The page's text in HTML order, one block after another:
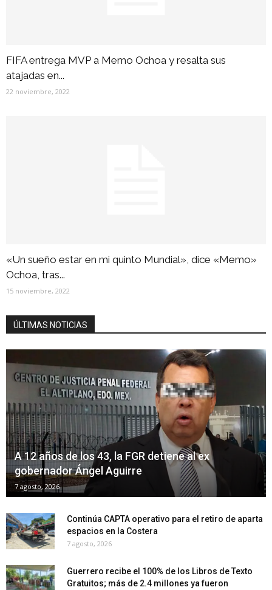
FIFA entrega MVP a Memo Ochoa y resalta sus
atajadas en...
22 noviembre, 2022
«Un sueño estar en mi quinto Mundial», dice «Memo»
Ochoa, tras...
15 noviembre, 2022
ÚLTIMAS NOTICIAS
A 12 años de los 43, la FGR detiene al ex
gobernador Ángel Aguirre
7 agosto, 2026
Continúa CAPTA operativo para el retiro de aparta
espacios en la Costera
7 agosto, 2026
Guerrero recibe el 100% de los Libros de Texto
Gratuitos; más de 2.4 millones ya fueron